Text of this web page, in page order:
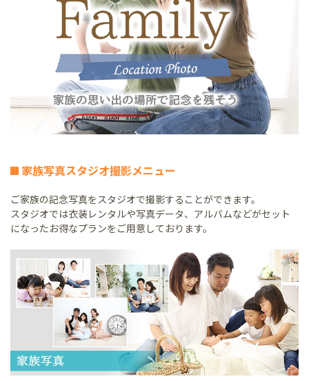
家族写真スタジオ撮影メニュー
ご家族の記念写真をスタジオで撮影することができます。
スタジオでは衣装レンタルや写真データ、アルバムなどがセット
になったお得なプランをご用意しております。